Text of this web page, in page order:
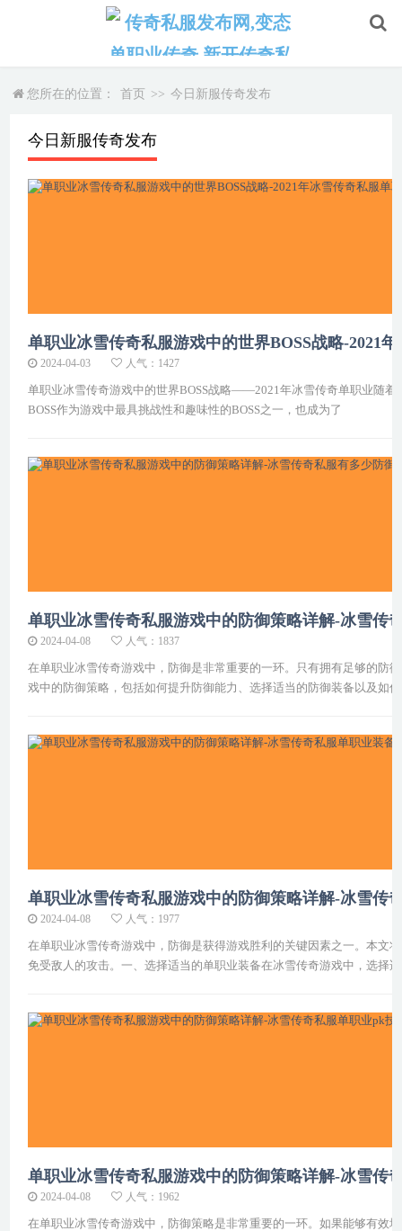
您所在的位置： 首页 >> 今日新服传奇发布
今日新服传奇发布
单职业冰雪传奇私服游戏中的世界BOSS战略-2021
2024-04-03 人气：1427
单职业冰雪传奇游戏中的世界BOSS战略——2021年冰雪传奇单职业随
BOSS作为游戏中最具挑战性和趣味性的BOSS之一，也成为了
单职业冰雪传奇私服游戏中的防御策略详解-冰雪传
2024-04-08 人气：1837
在单职业冰雪传奇游戏中，防御是非常重要的一环。只有拥有足够的防
戏中的防御策略，包括如何提升防御能力、选择适当的防御装备以及如
单职业冰雪传奇私服游戏中的防御策略详解-冰雪传
2024-04-08 人气：1977
在单职业冰雪传奇游戏中，防御是获得游戏胜利的关键因素之一。本文
免受敌人的攻击。一、选择适当的单职业装备在冰雪传奇游戏中，选择
单职业冰雪传奇私服游戏中的防御策略详解-冰雪传
2024-04-08 人气：1962
在单职业冰雪传奇游戏中，防御策略是非常重要的一环。如果能够有效